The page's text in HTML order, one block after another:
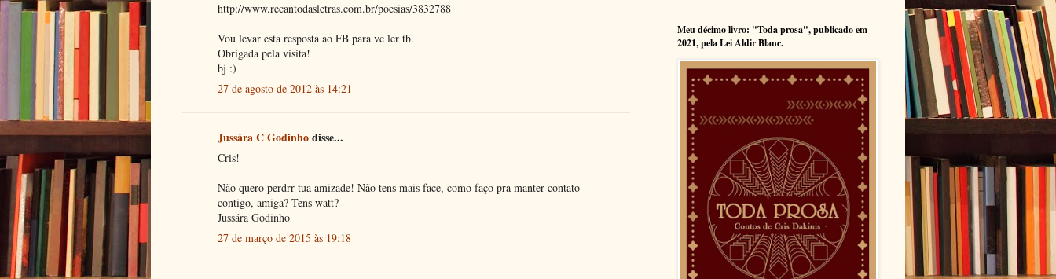
http://www.recantodasletras.com.br/poesias/3832788
Vou levar esta resposta ao FB para vc ler tb.
Obrigada pela visita!
bj :)
27 de agosto de 2012 às 14:21
Jussára C Godinhodisse...
Cris!
Não quero perdrr tua amizade! Não tens mais face, como faço pra manter contato
contigo, amiga? Tens watt?
Jussára Godinho
27 de março de 2015 às 19:18
Meu décimo livro: "Toda prosa", publicado em
2021, pela Lei Aldir Blanc.